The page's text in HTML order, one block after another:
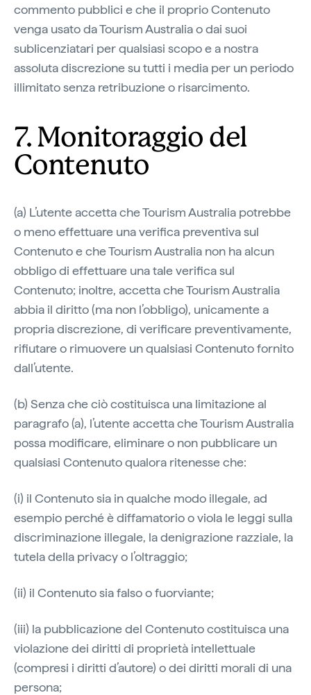
commento pubblici e che il proprio Contenuto
venga usato da Tourism Australia o dai suoi
sublicenziatari per qualsiasi scopo e a nostra
assoluta discrezione su tutti i media per un periodo
illimitato senza retribuzione o risarcimento.
7. Monitoraggio del
Contenuto
(a) L’utente accetta che Tourism Australia potrebbe
o meno effettuare una verifica preventiva sul
Contenuto e che Tourism Australia non ha alcun
obbligo di effettuare una tale verifica sul
Contenuto; inoltre, accetta che Tourism Australia
abbia il diritto (ma non l’obbligo), unicamente a
propria discrezione, di verificare preventivamente,
rifiutare o rimuovere un qualsiasi Contenuto fornito
dall’utente.
(b) Senza che ciò costituisca una limitazione al
paragrafo (a), l’utente accetta che Tourism Australia
possa modificare, eliminare o non pubblicare un
qualsiasi Contenuto qualora ritenesse che:
(i) il Contenuto sia in qualche modo illegale, ad
esempio perché è diffamatorio o viola le leggi sulla
discriminazione illegale, la denigrazione razziale, la
tutela della privacy o l’oltraggio;
(ii) il Contenuto sia falso o fuorviante;
(iii) la pubblicazione del Contenuto costituisca una
violazione dei diritti di proprietà intellettuale
(compresi i diritti d’autore) o dei diritti morali di una
persona;